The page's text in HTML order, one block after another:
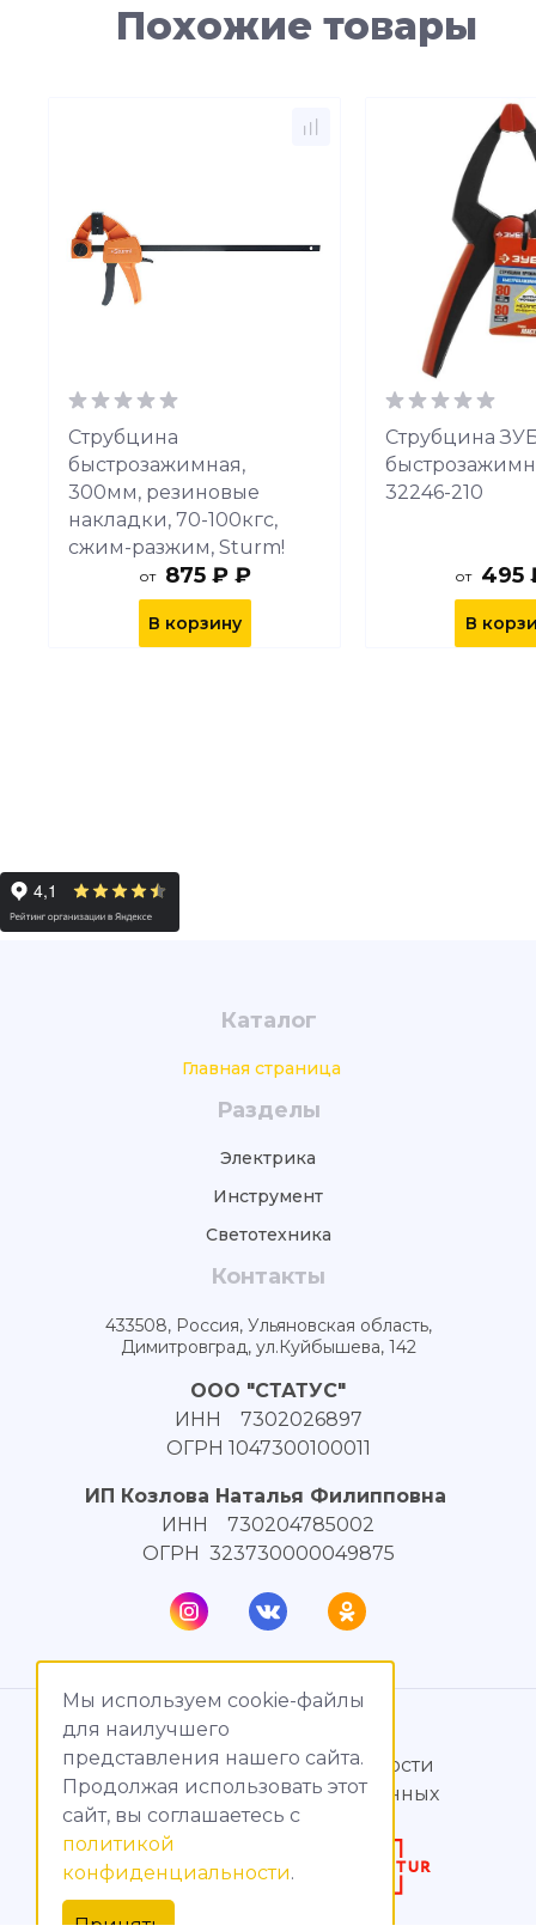
Мы используем cookie-файлы
для наилучшего
представления нашего сайта.
Продолжая использовать этот
сайт, вы соглашаетесь c
политикой
конфиденциальности.
Принять
Похожие товары
Струбцина
быстрозажимная,
300мм, резиновые
накладки, 70-100кгс,
сжим-разжим, Sturm!
от 875 ₽ ₽
В корзину
Струбцина
32246-210
от 495
В
Каталог
Главная страница
Разделы
Электрика
Инструмент
Светотехника
Контакты
433508, Россия, Ульяновская область,
Димитровград, ул.Куйбышева, 142
ООО "СТАТУС"
ИНН 7302026897
ОГРН 1047300100011
ИП Козлова Наталья Филипповна
ИНН 730204785002
ОГРН 323730000049875
© МагияТока, 2015 – 2026
Политика конфиденциальности
Обработка персональных данных
Создание сайтов
Продвижение сайтов